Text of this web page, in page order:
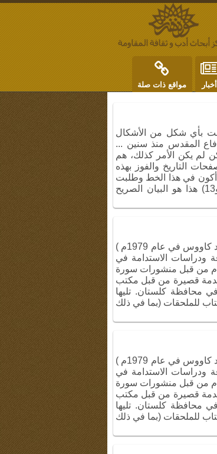
أخبار مواقع ذات صلة
بأي شكل من الأشكال
المقدس منذ سنين ...
لم يكن الأمر كذلك، هم
التاريخ والفوز بهذه
أكون في هذا الخط وطلبت
من الشهداء أن يمسكوا بيدي وينهوا هذا الانفصال فيما بيننا. (ص12و13) هذا هو البيان الصريح
كتاب «غبار الصحراء» (الحربان الأولى والثانية لكنبد كاووس في عام 1979م )
ودراسات الاستدامة في
محافظة كلستان. تم نشر الطبعة الأولى عام 2021م من قبل منشورات سورة
الكتاب بمقدمة قصيرة من قبل مكتب
في محافظة كلستان. تليها
للملحقات (بما في ذلك
كتاب «غبار الصحراء» (الحربان الأولى والثانية لكنبد كاووس في عام 1979م )
ودراسات الاستدامة في
محافظة كلستان. تم نشر الطبعة الأولى عام 2021م من قبل منشورات سورة
الكتاب بمقدمة قصيرة من قبل مكتب
في محافظة كلستان. تليها
للملحقات (بما في ذلك